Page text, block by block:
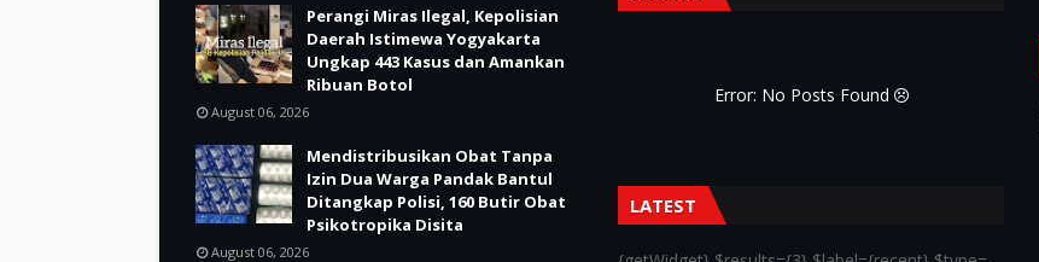
Perangi Miras Ilegal, Kepolisian
Daerah Istimewa Yogyakarta
Ungkap 443 Kasus dan Amankan
Ribuan Botol
August 06, 2026
Mendistribusikan Obat Tanpa
Izin Dua Warga Pandak Bantul
Ditangkap Polisi, 160 Butir Obat
Psikotropika Disita
August 06, 2026
WISATA
LATEST